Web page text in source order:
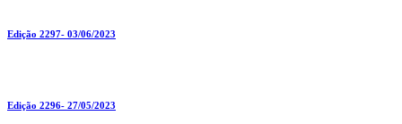
Edição 2297- 03/06/2023
Edição 2296- 27/05/2023